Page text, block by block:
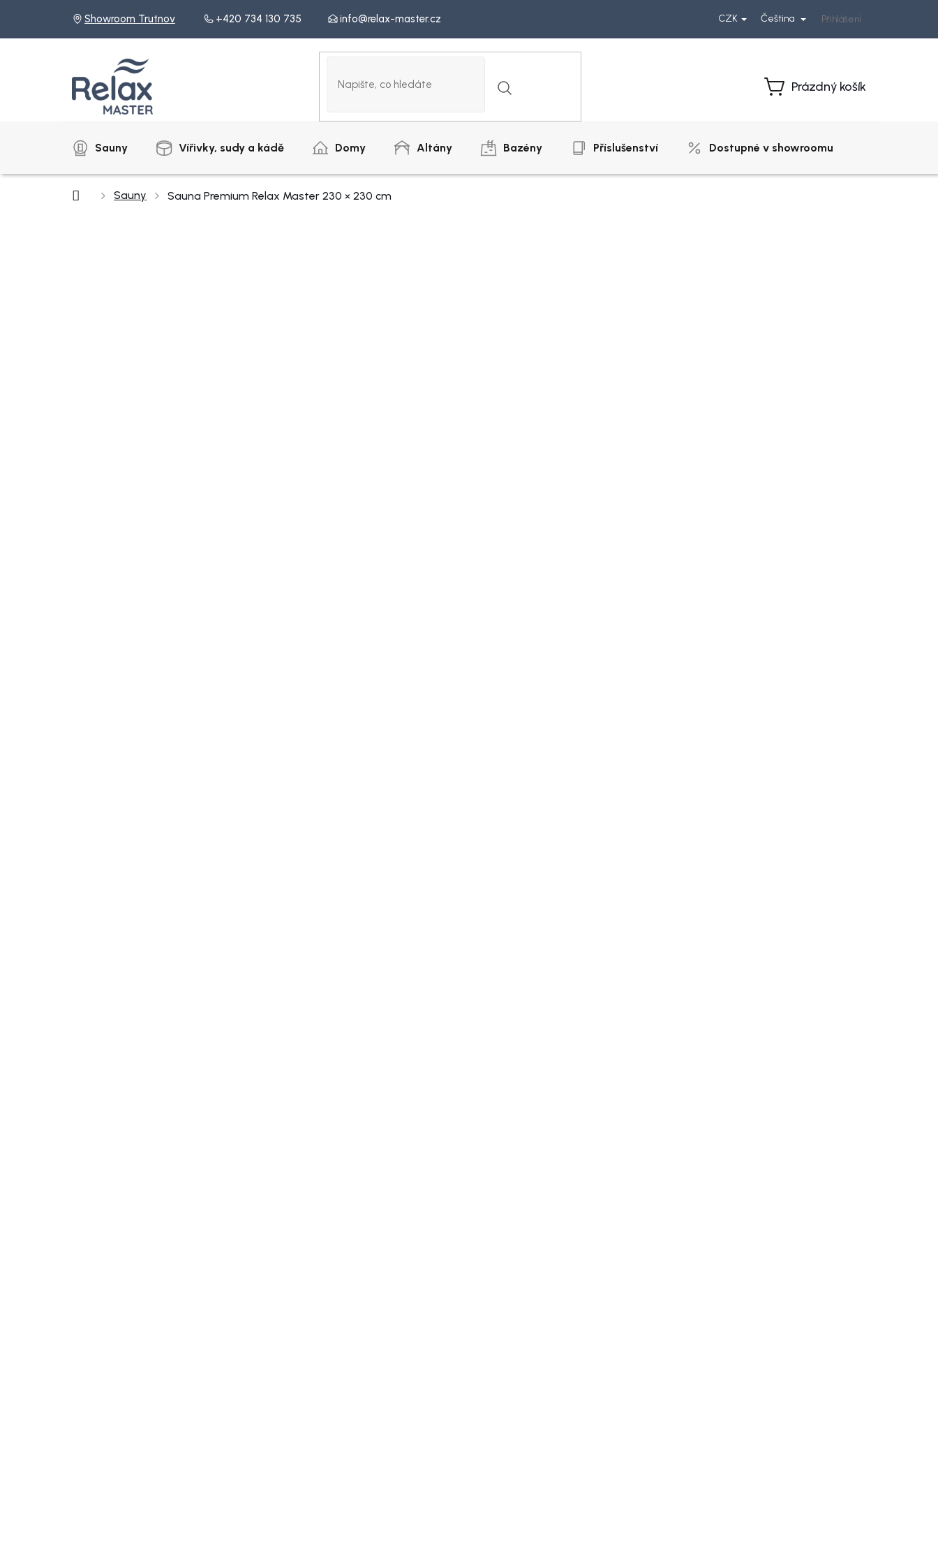
obsah
Showroom Trutnov +420 734 130 735 info@relax-master.cz CZK Čeština Přihlášení
Nákupní
Prázdný košík
Sauny Vířivky, sudy a kádě Domy Altány Bazény Příslušenství Dostupné v showroomu
DomůSauny Sauna Premium Relax Master 230 × 230 cm